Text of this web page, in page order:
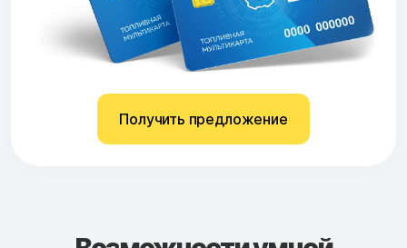
Получить предложение